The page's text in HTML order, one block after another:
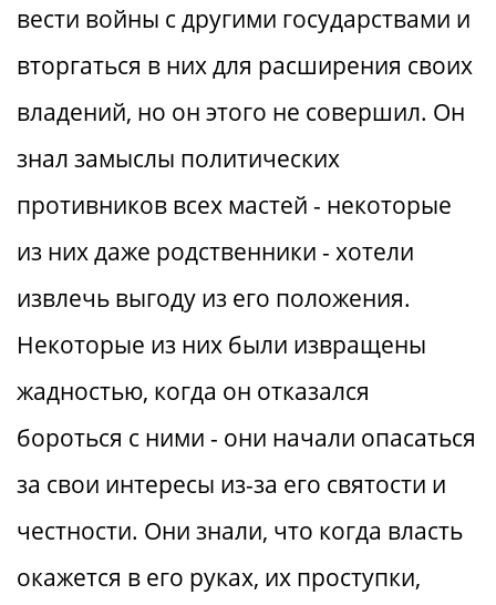
вести войны с другими государствами и
вторгаться в них для расширения своих
владений, но он этого не совершил. Он
знал замыслы политических
противников всех мастей - некоторые
из них даже родственники - хотели
извлечь выгоду из его положения.
Некоторые из них были извращены
жадностью, когда он отказался
бороться с ними - они начали опасаться
за свои интересы из-за его святости и
честности. Они знали, что когда власть
окажется в его руках, их проступки,